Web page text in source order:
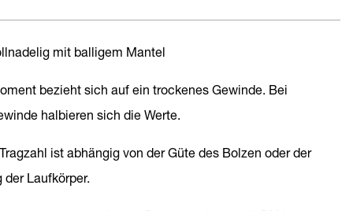
mit balligem Mantel
bezieht sich auf ein trockenes Gewinde. Bei
halbieren sich die Werte.
ist abhängig von der Güte des Bolzen oder der
Laufkörper.